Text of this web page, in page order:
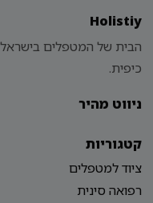
Holistiy
הבית של המטפלים בישראל
כיפית.
ניווט מהיר
קטגוריות
ציוד למטפלים
רפואה סינית